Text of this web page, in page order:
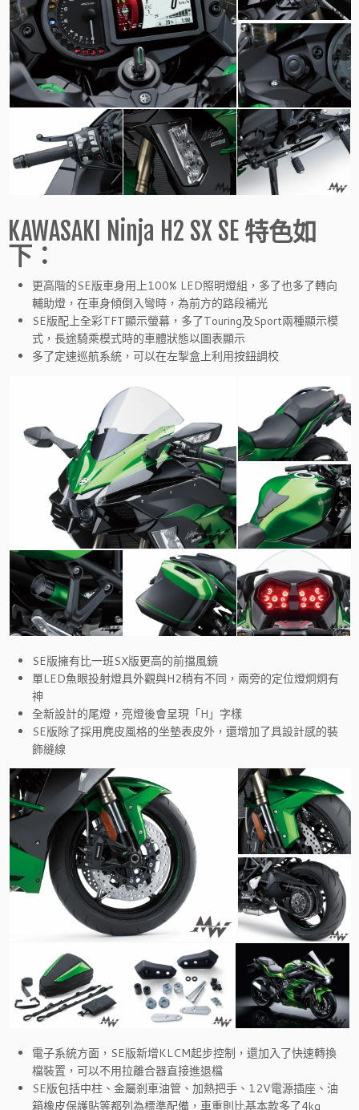
KAWASAKI Ninja H2 SX SE特色如
下：
更高階的SE版車身用上100% LED照明燈組，多了也多了轉向
輔助燈，在車身傾倒入彎時，為前方的路段補光
SE版配上全彩TFT顯示螢幕，多了Touring及Sport兩種顯示模
式，長途騎乘模式時的車體狀態以圖表顯示
多了定速巡航系統，可以在左掣盒上利用按鈕調校
SE版擁有比一班SX版更高的前擋風鏡
單LED魚眼投射燈具外觀與H2稍有不同，兩旁的定位燈炯炯有
神
全新設計的尾燈，亮燈後會呈現「H」字樣
SE版除了採用麂皮風格的坐墊表皮外，還增加了具設計感的裝
飾縫線
電子系統方面，SE版新增KLCM起步控制，還加入了快速轉換
檔裝置，可以不用拉離合器直接進退檔
SE版包括中柱、金屬剎車油管、加熱把手、12V電源插座、油
箱橡皮保護貼等都列為標準配備，車重則比基本款多了4kg